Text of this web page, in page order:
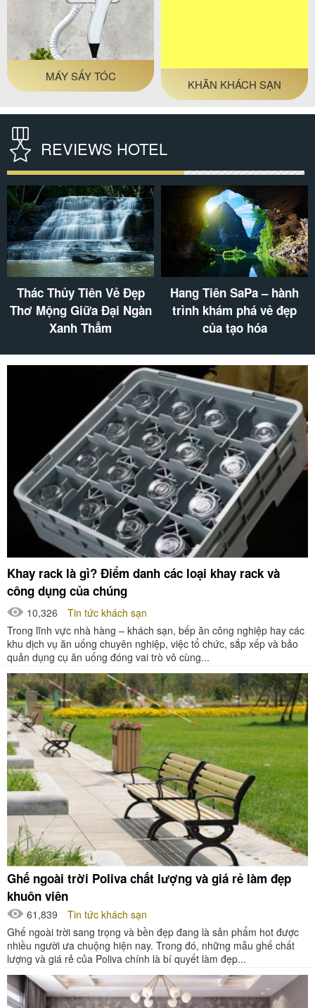
MÁY SẤY TÓC KHĂN KHÁCH SẠN
REVIEWS HOTEL
Thác Thủy Tiên Vẻ Đẹp
Thơ Mộng Giữa Đại Ngàn
Xanh Thẳm
Hang Tiên SaPa – hành
trình khám phá vẻ đẹp
của tạo hóa
Khay rack là gì? Điểm danh các loại khay rack và
công dụng của chúng
10,326
Tin tức khách sạn
Trong lĩnh vực nhà hàng – khách sạn, bếp ăn công nghiệp hay các
khu dịch vụ ăn uống chuyên nghiệp, việc tổ chức, sắp xếp và bảo
quản dụng cụ ăn uống đóng vai trò vô cùng...
Ghế ngoài trời Poliva chất lượng và giá rẻ làm đẹp
khuôn viên
61,839
Tin tức khách sạn
Ghế ngoài trời sang trọng và bền đẹp đang là sản phẩm hot được
nhiều người ưa chuộng hiện nay. Trong đó, những mẫu ghế chất
lượng và giá rẻ của Poliva chính là bí quyết làm đẹp...